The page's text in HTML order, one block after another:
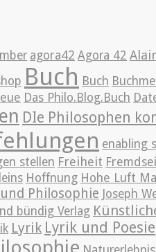
agora42 Agora 42
Buch Buch
Das Philo.Blog.Buch
DIe Philosophen
enabling
stellen Freiheit
Hoffnung Hohe Luft
und Philosophie Joseph
bündig Verlag
Lyrik Lyrik und Poesie